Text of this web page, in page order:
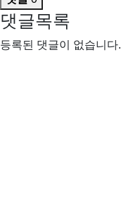
댓글목록
등록된 댓글이 없습니다.